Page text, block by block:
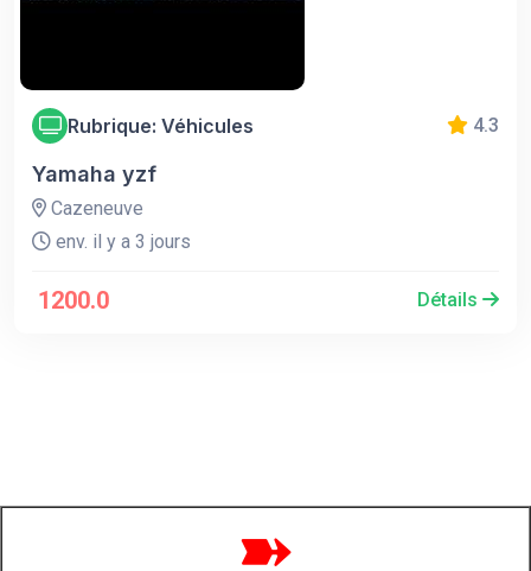
Rubrique: Véhicules 4.3
Yamaha yzf
Cazeneuve
env. il y a 3 jours
1200.0 Détails